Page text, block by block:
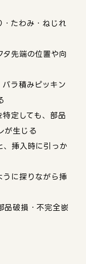
・たわみ・ねじれ
タ先端の位置や向
バラ積みピッキン
特定しても、部品
が生じる
、挿入時に引っか
うに探りながら挿
品破損・不完全嵌